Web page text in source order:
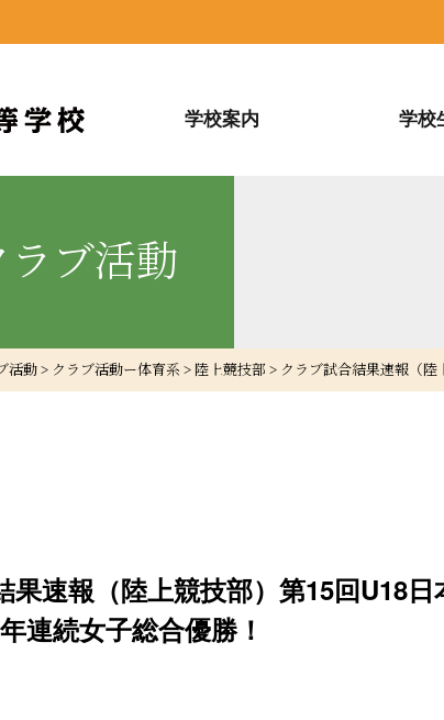
学校案内 学校
ラブ活動
活動> クラブ活動ー体育系 > 陸上競技部 > クラブ試合結果速報（陸
果速報（陸上競技部）第15回U18
連続女子総合優勝！